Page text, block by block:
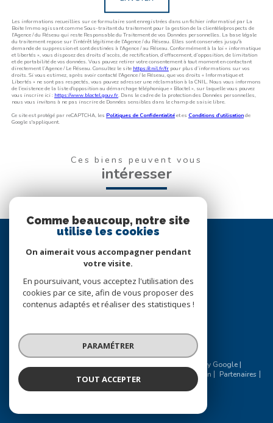
Les informations recueillies sur ce formulaire sont enregistrées dans un fichier informatisé par La
Boite Immo agissant comme Sous-traitant du traitement pour la gestion de la clientèle/prospects de
l'Agence / du Réseau qui reste Responsable du Traitement de vos Données personnelles. La base légale
du traitement repose sur l'intérêt légitime de l'Agence / du Réseau. Elles sont conservées jusqu'à
demande de suppression et sont destinées à l'Agence / au Réseau. Conformément à la loi « informatique
et libertés », vous disposez des droits d’accès, de rectification, d’effacement, d’opposition, de limitation
et de portabilité de vos données. Vous pouvez retirer votre consentement à tout moment en contactant
directement l’Agence / Le Réseau. Consultez le site https://cnil.fr/fr pour plus d’informations sur vos
droits. Si vous estimez, après avoir contacté l'Agence / le Réseau, que vos droits « Informatique et
Libertés » ne sont pas respectés, vous pouvez adresser une réclamation à la CNIL. Nous vous informons
de l’existence de la liste d'opposition au démarchage téléphonique « Bloctel », sur laquelle vous pouvez
vous inscrire ici : https://www.bloctel.gouv.fr. Dans le cadre de la protection des Données personnelles,
nous vous invitons à ne pas inscrire de Données sensibles dans le champ de saisie libre.
Ce site est protégé par reCAPTCHA, les Politiques de Confidentialitéet es Conditions d'utilisationde
Google s'appliquent.
Ces biens peuvent vous
intéresser
Se
espace propriétaire
Nous
suivre
© 2026 | Tous droits réservés | Traduction powered by Google |
Nos honoraires
Plan du site Mentions légales Admin
Partenaires
Politique RGPD
Comme beaucoup, notre site
utilise les cookies
On aimerait vous accompagner pendant
votre visite.
En poursuivant, vous acceptez l'utilisation des
cookies par ce site, afin de vous proposer des
contenus adaptés et réaliser des statistiques !
PARAMÉTRER
TOUT ACCEPTER